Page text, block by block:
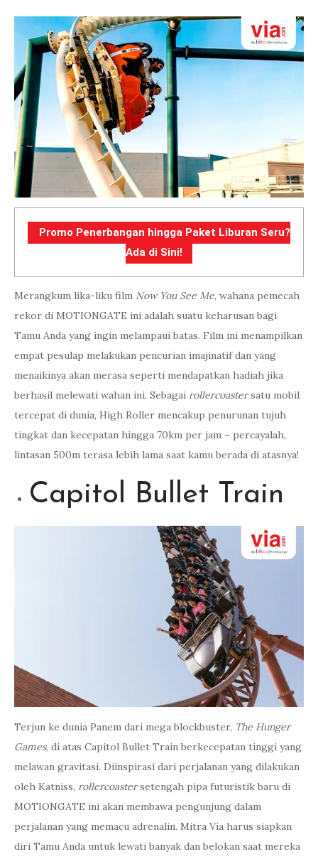
Promo Penerbangan hingga Paket Liburan Seru?
Ada di Sini!
Merangkum lika-liku film Now You See Me, wahana pemecah
rekor di MOTIONGATE ini adalah suatu keharusan bagi
Tamu Anda yang ingin melampaui batas. Film ini menampilkan
empat pesulap melakukan pencurian imajinatif dan yang
menaikinya akan merasa seperti mendapatkan hadiah jika
berhasil melewati wahan ini. Sebagai rollercoastersatu mobil
tercepat di dunia, High Roller mencakup penurunan tujuh
tingkat dan kecepatan hingga 70km per jam – percayalah,
lintasan 500m terasa lebih lama saat kamu berada di atasnya!
Capitol Bullet Train
Terjun ke dunia Panem dari mega blockbuster, The Hunger
Games, di atas Capitol Bullet Train berkecepatan tinggi yang
melawan gravitasi. Diinspirasi dari perjalanan yang dilakukan
oleh Katniss, rollercoastersetengah pipa futuristik baru di
MOTIONGATE ini akan membawa pengunjung dalam
perjalanan yang memacu adrenalin. Mitra Via harus siapkan
diri Tamu Anda untuk lewati banyak dan belokan saat mereka